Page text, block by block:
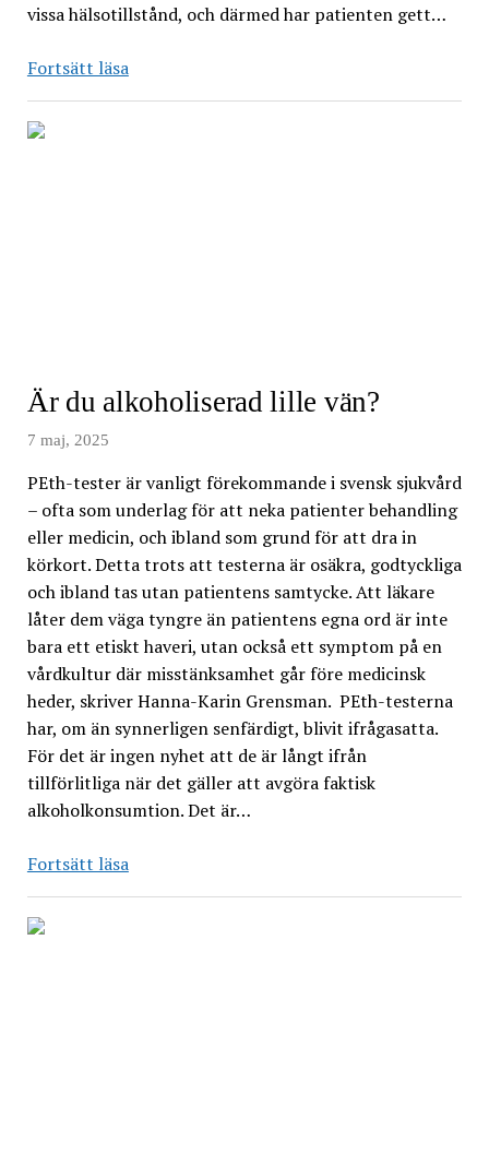
vissa hälsotillstånd, och därmed har patienten gett…
Fortsätt läsaPEth:
Är du alkoholiserad lille vän?
7 maj, 2025
PEth-tester är vanligt förekommande i svensk sjukvård
– ofta som underlag för att neka patienter behandling
eller medicin, och ibland som grund för att dra in
körkort. Detta trots att testerna är osäkra, godtyckliga
och ibland tas utan patientens samtycke. Att läkare
låter dem väga tyngre än patientens egna ord är inte
bara ett etiskt haveri, utan också ett symptom på en
vårdkultur där misstänksamhet går före medicinsk
heder, skriver Hanna-Karin Grensman. PEth-testerna
har, om än synnerligen senfärdigt, blivit ifrågasatta.
För det är ingen nyhet att de är långt ifrån
tillförlitliga när det gäller att avgöra faktisk
alkoholkonsumtion. Det är…
Fortsätt läsaÄr